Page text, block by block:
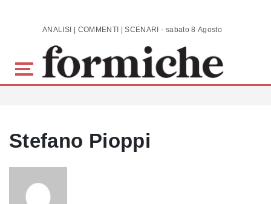
Skip to main content ANALISI | COMMENTI | SCENARI - sabato 8 Agosto 2026
Stefano Pioppi